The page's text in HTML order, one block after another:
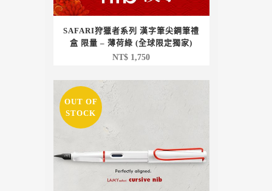
SAFARI狩獵者系列 漢字筆尖鋼筆禮
盒 限量 – 薄荷綠 (全球限定獨家)
NT$ 1,750
OUT OF
STOCK